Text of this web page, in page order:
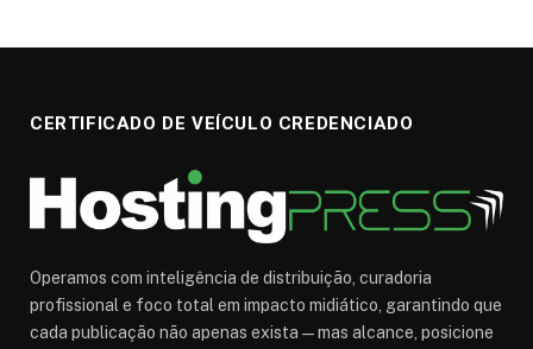
CERTIFICADO DE VEÍCULO CREDENCIADO
Operamos com inteligência de distribuição, curadoria
profissional e foco total em impacto midiático, garantindo que
cada publicação não apenas exista — mas alcance, posicione